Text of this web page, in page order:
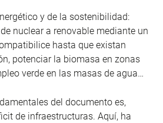
y de la sostenibilidad:
nuclear a renovable mediante un
hasta que existan
potenciar la biomasa en zonas
verde en las masas de agua…
del documento es,
de infraestructuras. Aquí, ha